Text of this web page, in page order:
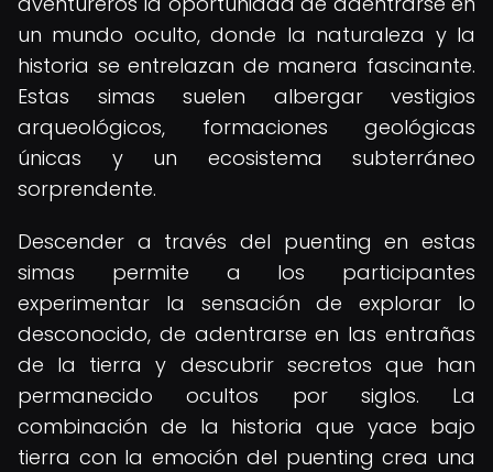
un mundo oculto, donde la naturaleza y la
historia se entrelazan de manera fascinante.
Estas simas suelen albergar vestigios
arqueológicos, formaciones geológicas
únicas y un ecosistema subterráneo
sorprendente.
Descender a través del puenting en estas
simas permite a los participantes
experimentar la sensación de explorar lo
desconocido, de adentrarse en las entrañas
de la tierra y descubrir secretos que han
permanecido ocultos por siglos. La
combinación de la historia que yace bajo
tierra con la emoción del puenting crea una